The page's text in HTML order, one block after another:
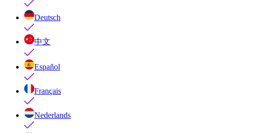
Deutsch
中文
Español
Français
Nederlands